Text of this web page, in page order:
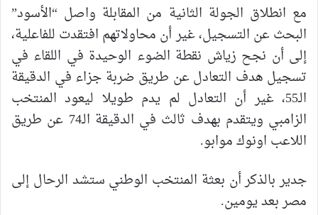
مع انطلاق الجولة الثانية من المقابلة واصل “الأسود”
البحث عن التسجيل، غير أن محاولاتهم افتقدت للفاعلية،
إلى أن نجح زياش نقطة الضوء الوحيدة في اللقاء في
تسجيل هدف التعادل عن طريق ضربة جزاء في الدقيقة
الـ55، غير أن التعادل لم يدم طويلا ليعود المنتخب
الزامبي ويتقدم بهدف ثالث في الدقيقة الـ74 عن طريق
اللاعب اونوك موابو.
جدير بالذكر أن بعثة المنتخب الوطني ستشد الرحال إلى
مصر بعد يومين.